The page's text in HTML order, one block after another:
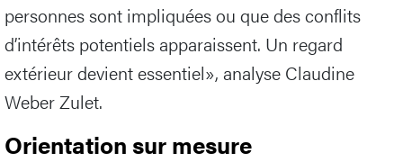
personnes sont impliquées ou que des conflits
d’intérêts potentiels apparaissent. Un regard
extérieur devient essentiel», analyse Claudine
Weber Zulet.
Orientation sur mesure